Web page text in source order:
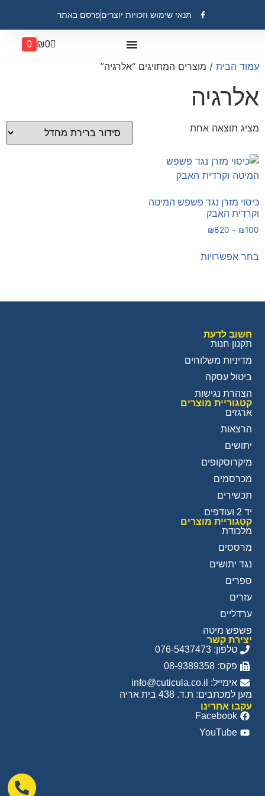
תנאי שימוש וזכויות יוצריםפרסם באתר
₪0
0
עמוד הבית / מוצרים המתויגים “אלרגיה”
אלרגיה
מציג תוצאה אחת
כיסוי מזרן נגד פשפש המיטה
וקרדית האבק
₪100
–
₪620
בחר אפשרויות
חשוב לדעת
תקנון חנות
מדיניות משלוחים
ביטול עסקה
הצהרת נגישות
קטגוריית מוצרים
ארגזים
הרצאות
יתושים
מיקרוסקופים
מכרסמים
תכשירים
יד 2 ועודפים
קטגוריית מוצרים
מלכודת
מרססים
נגד יתושים
ספרים
עזרים
ערדליים
פשפש מיטה
יצירת קשר
טלפון: 076-5437473
פקס: 08-9389358
אימייל: info@cuticula.co.il
מען למכתבים: ת.ד. 438 בית אריה
עקבו אחרינו
Facebook
YouTube